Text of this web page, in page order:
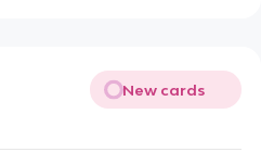
New cards